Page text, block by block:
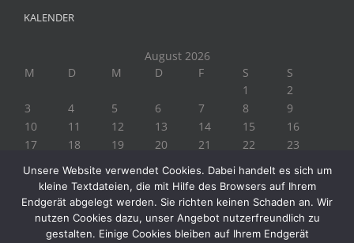
KALENDER
August 2026
M
D M D F S
S
1
2
3
4 5 6 7 8
9
10
11 12 13 14 15
16
17
18 19 20 21 22
23
« Juli
Unsere Website verwendet Cookies. Dabei handelt es sich um
kleine Textdateien, die mit Hilfe des Browsers auf Ihrem
Endgerät abgelegt werden. Sie richten keinen Schaden an. Wir
nutzen Cookies dazu, unser Angebot nutzerfreundlich zu
gestalten. Einige Cookies bleiben auf Ihrem Endgerät